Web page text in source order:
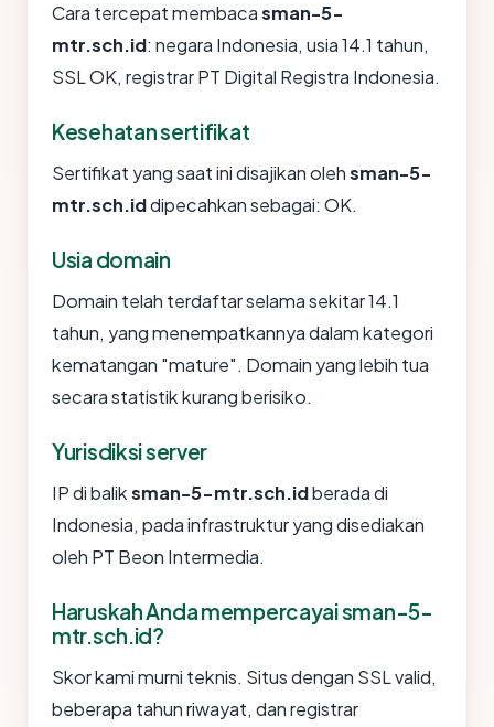
Cara tercepat membacasman-5-
mtr.sch.id: negara Indonesia, usia 14.1 tahun,
SSL OK, registrar PT Digital Registra Indonesia.
Kesehatan sertifikat
Sertifikat yang saat ini disajikan olehsman-5-
mtr.sch.iddipecahkan sebagai: OK.
Usia domain
Domain telah terdaftar selama sekitar 14.1
tahun, yang menempatkannya dalam kategori
kematangan "mature". Domain yang lebih tua
secara statistik kurang berisiko.
Yurisdiksi server
IP di baliksman-5-mtr.sch.idberada di
Indonesia, pada infrastruktur yang disediakan
oleh PT Beon Intermedia.
Haruskah Anda mempercayai sman-5-
mtr.sch.id?
Skor kami murni teknis. Situs dengan SSL valid,
beberapa tahun riwayat, dan registrar